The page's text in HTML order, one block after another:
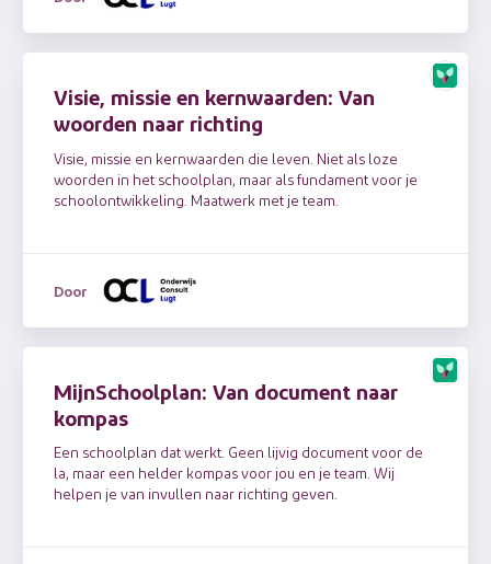
Visie, missie en kernwaarden: Van
woorden naar richting
Visie, missie en kernwaarden die leven. Niet als loze
woorden in het schoolplan, maar als fundament voor je
schoolontwikkeling. Maatwerk met je team.
Door
MijnSchoolplan: Van document naar
kompas
Een schoolplan dat werkt. Geen lijvig document voor de
la, maar een helder kompas voor jou en je team. Wij
helpen je van invullen naar richting geven.